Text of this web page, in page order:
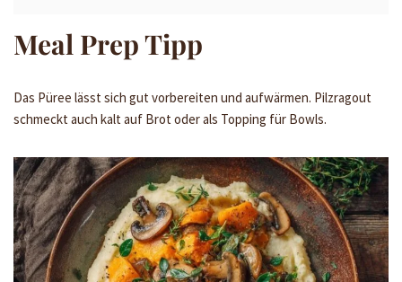
Meal Prep Tipp
Das Püree lässt sich gut vorbereiten und aufwärmen. Pilzragout
schmeckt auch kalt auf Brot oder als Topping für Bowls.